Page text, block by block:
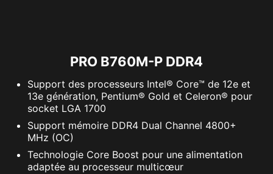
PRO B760M-P DDR4
Support des processeurs Intel® Core™ de 12e et
13e génération, Pentium® Gold et Celeron® pour
socket LGA 1700
Support mémoire DDR4 Dual Channel 4800+
MHz (OC)
Technologie Core Boost pour une alimentation
adaptée au processeur multicœur